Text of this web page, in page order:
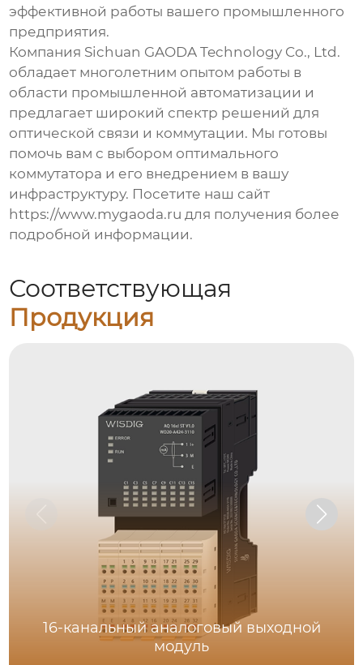
эффективной работы вашего промышленного
предприятия.
Компания Sichuan GAODA Technology Co., Ltd.
обладает многолетним опытом работы в
области промышленной автоматизации и
предлагает широкий спектр решений для
оптической связи и коммутации. Мы готовы
помочь вам с выбором оптимального
коммутатора и его внедрением в вашу
инфраструктуру. Посетите наш сайт
https://www.mygaoda.ru для получения более
подробной информации.
Соответствующая
Продукция
16-канальный аналоговый выходной
модуль